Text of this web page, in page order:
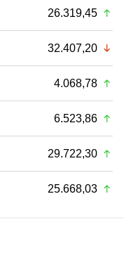
26.319,45
32.407,20
4.068,78
6.523,86
29.722,30
25.668,03